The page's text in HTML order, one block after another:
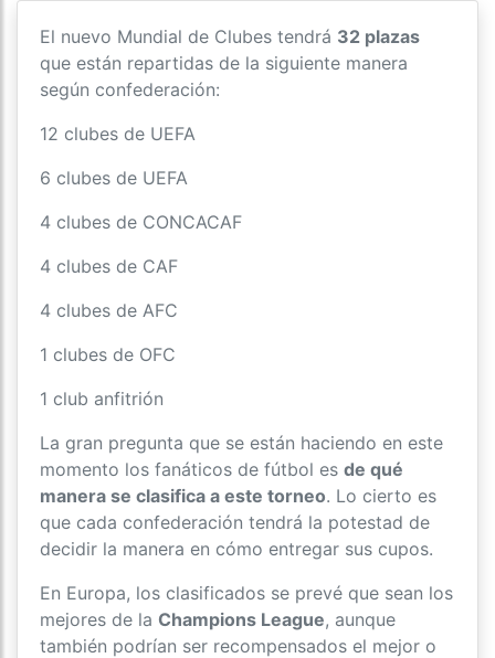
El nuevo Mundial de Clubes tendrá 32 plazas
que están repartidas de la siguiente manera
según confederación:
12 clubes de UEFA
6 clubes de UEFA
4 clubes de CONCACAF
4 clubes de CAF
4 clubes de AFC
1 clubes de OFC
1 club anfitrión
La gran pregunta que se están haciendo en este
momento los fanáticos de fútbol es de qué
manera se clasifica a este torneo. Lo cierto es
que cada confederación tendrá la potestad de
decidir la manera en cómo entregar sus cupos.
En Europa, los clasificados se prevé que sean los
mejores de la Champions League, aunque
también podrían ser recompensados el mejor o